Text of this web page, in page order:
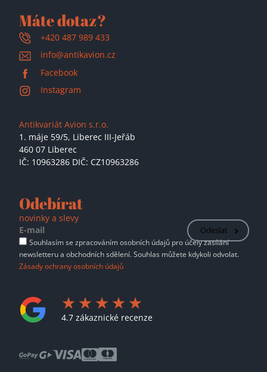
Máte dotaz?
+420 487 989 433
info@antikavion.cz
Facebook
Instagram
Antikvariát Avion s.r.o.
1. máje 59/5, Liberec III-Jeřáb
460 07 Liberec
IČ: 10963286 DIČ: CZ10963286
Odebírat
novinky a slevy
Odeslat
Souhlasím se zpracováním osobních údajů pro účely zasílání
newsletteru a obchodních sdělení. Souhlas můžete kdykoli odvolat.
Zásady ochrany osobních údajů
4.7 zákaznické recenze